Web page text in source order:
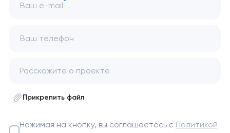
Ваш e-mail
Ваш телефон
Прикрепить файл
Нажимая на кнопку, вы соглашаетесь с Политикой